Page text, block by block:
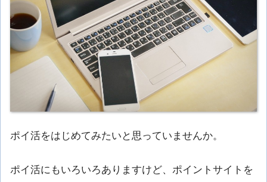
ポイ活をはじめてみたいと思っていませんか。
ポイ活にもいろいろありますけど、ポイントサイトを